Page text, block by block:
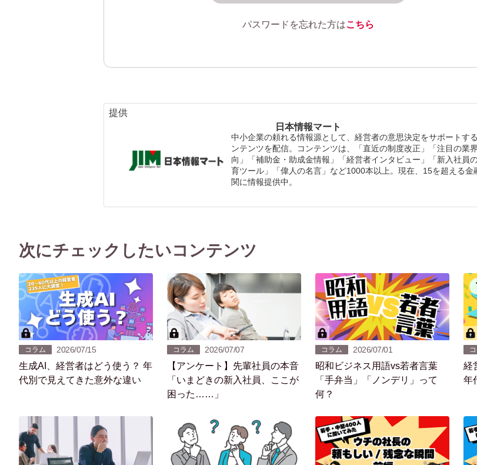
パスワードを忘れた方はこちら
提供
日本情報マート
中小企業の頼れる情報源として、経営者の意思決定をサポートす
ンテンツを配信。コンテンツは、「直近の制度改正」「注目の業
向」「補助金・助成金情報」「経営者インタビュー」「新入社員
育ツール」「偉人の名言」など1000本以上。現在、15を超える金
関に情報提供中。
次にチェックしたいコンテンツ
コラム 2026/07/15
生成AI、経営者はどう使う？ 年
代別で見えてきた意外な違い
コラム 2026/07/07
【アンケート】先輩社員の本音
「いまどきの新入社員、ここが
困った……」
コラム 2026/07/01
昭和ビジネス用語vs若者言葉
「手弁当」「ノンデリ」って
何？
経
年